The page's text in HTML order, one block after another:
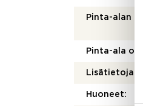
Pinta-alan
Pinta-ala
Lisätietoja
Huoneet: